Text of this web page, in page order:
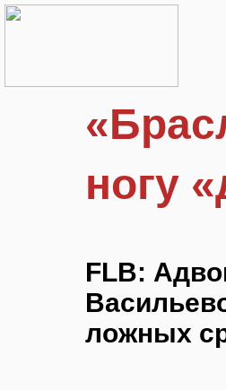
ногу
FLB:
ложных